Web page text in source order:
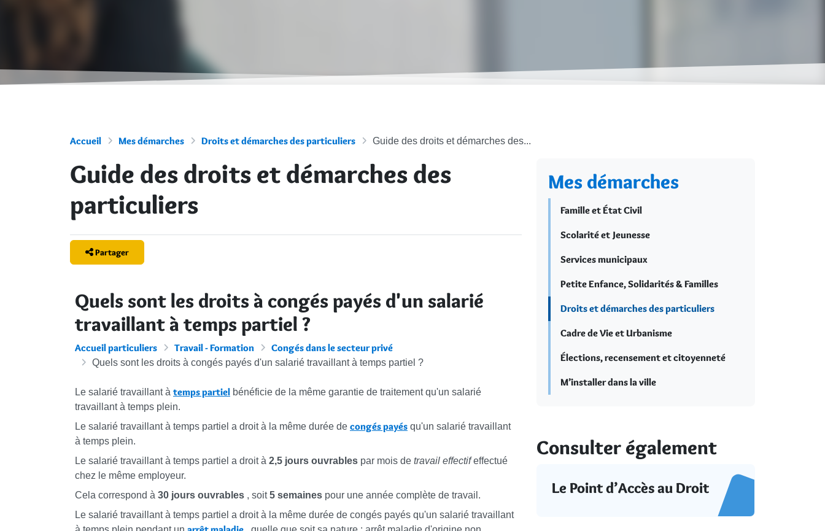
Accueil Mes démarches Droits et démarches des particuliers Guide des droits et démarches des...
Guide des droits et démarches des
particuliers
Partager
Quels sont les droits à congés payés d'un salarié
travaillant à temps partiel ?
Accueil particuliers Travail - Formation Congés dans le secteur privé
Quels sont les droits à congés payés d'un salarié travaillant à temps partiel ?
Le salarié travaillant à temps partiel bénéficie de la même garantie de traitement qu'un salarié
travaillant à temps plein.
Le salarié travaillant à temps partiel a droit à la même durée de congés payés qu'un salarié travaillant
à temps plein.
Le salarié travaillant à temps partiel a droit à 2,5 jours ouvrables par mois de travail effectif effectué
chez le même employeur.
Cela correspond à 30 jours ouvrables , soit 5 semaines pour une année complète de travail.
Le salarié travaillant à temps partiel a droit à la même durée de congés payés qu'un salarié travaillant
Mes démarches
Famille et État Civil
Scolarité et Jeunesse
Services municipaux
Petite Enfance, Solidarités & Familles
Droits et démarches des particuliers
Cadre de Vie et Urbanisme
Élections, recensement et citoyenneté
M’installer dans la ville
Consulter également
Le Point d’Accès au Droit